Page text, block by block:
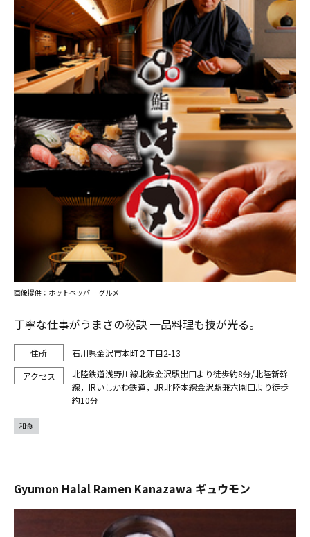
丁寧な仕事がうまさの秘訣 一品料理も技が光る。
石川県金沢市本町２丁目2-13
北陸鉄道浅野川線北鉄金沢駅出口より徒歩約8分/北陸新幹
線，IRいしかわ鉄道，JR北陸本線金沢駅兼六園口より徒歩
約10分
画像提供：ホットペッパー グルメ
和食
Gyumon Halal Ramen Kanazawa ギュウモン